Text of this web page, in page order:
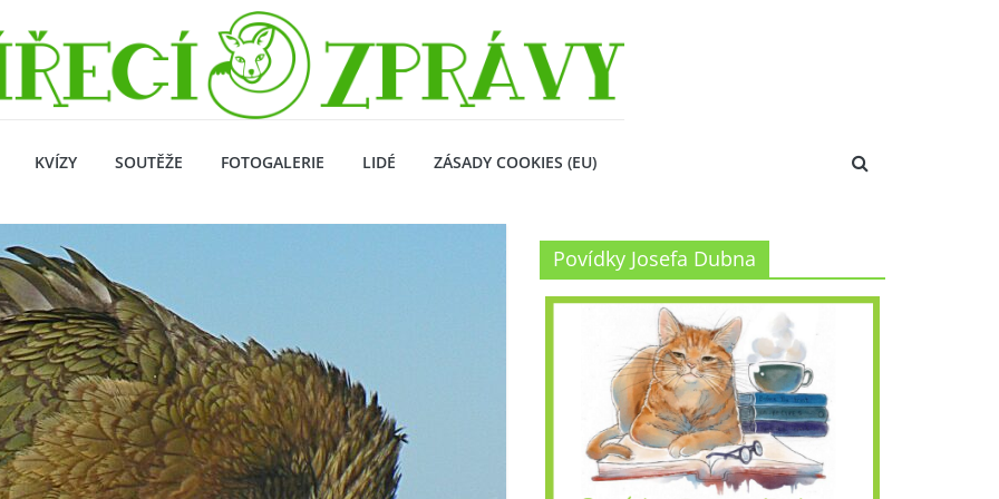
KVÍZY SOUTĚŽE FOTOGALERIE LIDÉ ZÁSADY COOKIES (EU)
Povídky Josefa Dubna